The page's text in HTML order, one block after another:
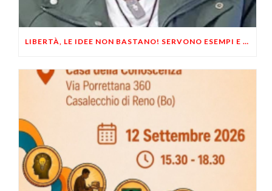
LIBERTÀ, LE IDEE NON BASTANO! SERVONO ESEMPI E UN PO’ DI COERENZA